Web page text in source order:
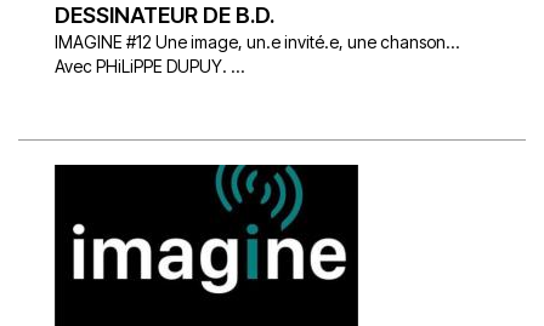
DESSINATEUR DE B.D.
IMAGINE #12 Une image, un.e invité.e, une chanson…
Avec PHiLiPPE DUPUY. ...